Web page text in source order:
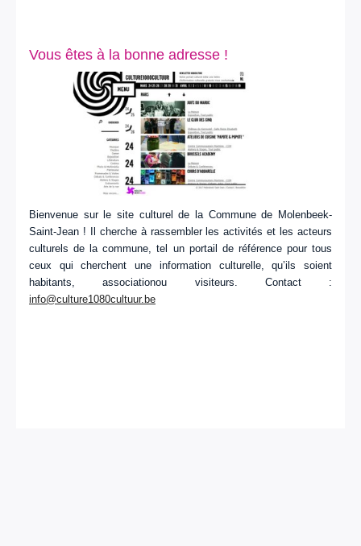
Vous êtes à la bonne adresse !
Bienvenue sur le site culturel de la Commune de Molenbeek-
Saint-Jean ! Il cherche à rassembler les activités et les acteurs
culturels de la commune, tel un portail de référence pour tous
ceux qui cherchent une information culturelle, qu’ils soient
habitants, associationou visiteurs. Contact :
info@culture1080cultuur.be